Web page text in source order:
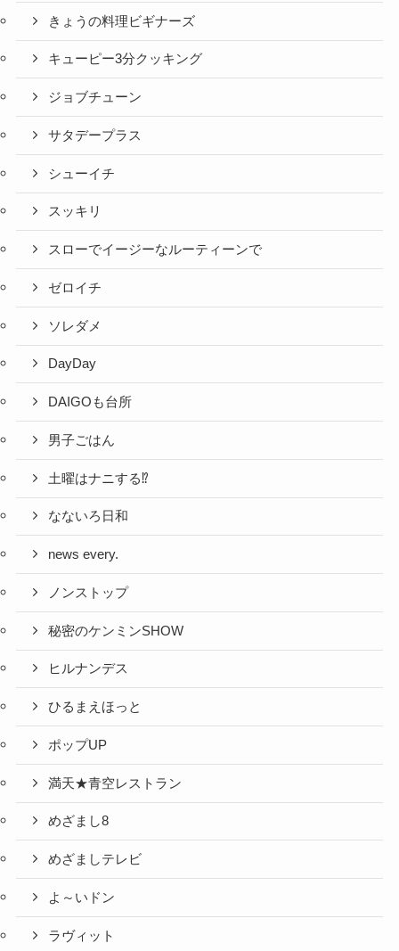
きょうの料理ビギナーズ
キューピー3分クッキング
ジョブチューン
サタデープラス
シューイチ
スッキリ
スローでイージーなルーティーンで
ゼロイチ
ソレダメ
DayDay
DAIGOも台所
男子ごはん
土曜はナニする⁉
なないろ日和
news every.
ノンストップ
秘密のケンミンSHOW
ヒルナンデス
ひるまえほっと
ポップUP
満天★青空レストラン
めざまし8
めざましテレビ
よ～いドン
ラヴィット